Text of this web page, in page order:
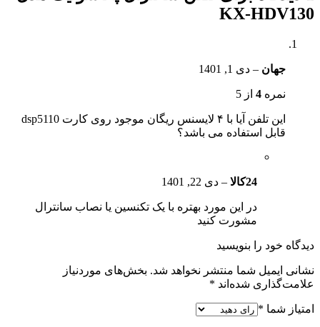
KX-HDV130
جهان – دی 1, 1401
نمره 4 از 5
این تلفن آیا با ۴ لایسنس ریگان موجود روی کارت dsp5110
قابل استفاده می باشد؟
24کالا – دی 22, 1401
در این مورد بهتره با یک تکنسین یا نصاب سانترال
مشورت کنید
دیدگاه خود را بنویسید
نشانی ایمیل شما منتشر نخواهد شد. بخش‌های موردنیاز
علامت‌گذاری شده‌اند *
امتیاز شما *